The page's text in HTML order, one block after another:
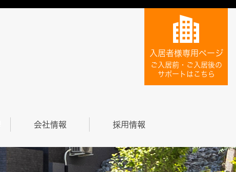
会社情報 採用情報
入居者様専用ページ
ご入居前・ご入居後の
サポートはこちら